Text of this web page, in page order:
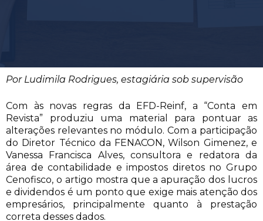
Por Ludimila Rodrigues, estagiária sob supervisão
Com às novas regras da EFD-Reinf, a “Conta em
Revista” produziu uma material para pontuar as
alterações relevantes no módulo. Com a participação
do Diretor Técnico da FENACON, Wilson Gimenez, e
Vanessa Francisca Alves, consultora e redatora da
área de contabilidade e impostos diretos no Grupo
Cenofisco, o artigo mostra que a apuração dos lucros
e dividendos é um ponto que exige mais atenção dos
empresários, principalmente quanto à prestação
correta desses dados.